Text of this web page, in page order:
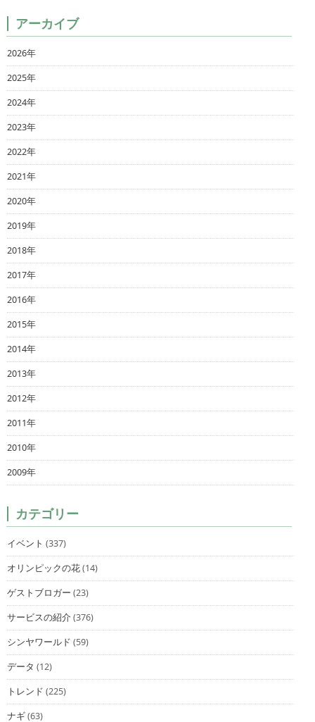
アーカイブ
2026年
2025年
2024年
2023年
2022年
2021年
2020年
2019年
2018年
2017年
2016年
2015年
2014年
2013年
2012年
2011年
2010年
2009年
カテゴリー
イベント (337)
オリンピックの花(14)
ゲストブロガー (23)
サービスの紹介(376)
シンヤワールド (59)
データ (12)
トレンド (225)
ナギ(63)